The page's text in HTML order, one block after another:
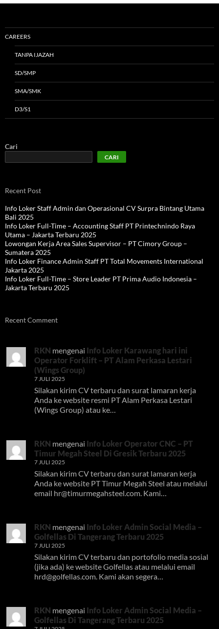
CAREERS
TANPA IJAZAH
SD/SMP
SMA/SMK
D3/S1
Cari
CARI
Recent Post
Info Loker Staff Admin dan Operasional CV Surpra Bintang Utama
Bali 2025
Info Loker Full-Time – Accounting Staff PT Printechnindo Raya
Utama – Jakarta Terbaru 2025
Lowongan Kerja Area Sales Supervisor – PT Cimory Group –
Sumatera 2025
Info Loker Finance Admin Staff PT Total Movements International
Jakarta 2025
Info Loker Full-Time – Store Leader PT Prima Audio Indonesia –
Jakarta Terbaru 2025
Recent Comment
RKN mengenai Info Loker Karawang hari ini
Operator Forklift – PT Alam Perkasa Lestari
(Wings Group)
7 JULI 2025
Silakan kirim CV terbaru dan surat lamaran kerja
Anda ke website resmi PT Alam Perkasa Lestari
(Wings Group) atau ke…
RKN mengenai Info Loker Operator CNC – PT
Timur Megah Steel Di Gresik Terbaru 2025
7 JULI 2025
Silakan kirim CV terbaru dan surat lamaran kerja
Anda ke website PT Timur Megah Steel atau melalui
email hr@timurmegahsteel.com. Kami…
RKN mengenai Info Loker Admin Social Media –
Golfellas Di Tangerang Terbaru 2025
7 JULI 2025
Silakan kirim CV terbaru dan portofolio media sosial
(jika ada) ke website Golfellas atau melalui email
hrd@golfellas.com . Kami akan segera…
RKN mengenai Info Loker Admin Social Media –
Golfellas Di Tangerang Terbaru 2025